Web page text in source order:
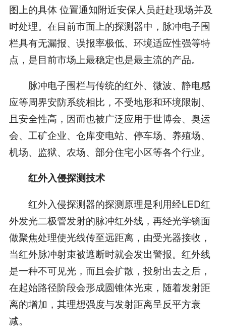
图上的具体 位置通知附近安保人员赶赴现场并及
时处理。在目前市面上的探测器中，脉冲电子围
栏具有无漏报、误报率极低、环境适应性强等特
点，是目前市场上最稳定也是最主流的产品。
脉冲电子围栏与传统的红外、微波、静电感
应等周界安防系统相比，不受地形和环境限制、
且安全性高，因而也被广泛应用于世博会、奥运
会、工矿企业、仓库变电站、停车场、养殖场、
机场、监狱、农场、部分住宅小区等各个行业。
红外入侵探测技术
红外入侵探测器的探测原理是利用经LED红
外发光二极管发射的脉冲红外线，再经光学镜面
做聚焦处理使光线传至远距离，由受光器接收，
当红外脉冲射束被遮断时就会发出警报。红外线
是一种不可见光，而且会扩散，投射出去之后，
在起始路径阶段会形成圆锥体光束，随着发射距
离的增加，其理想强度与发射距离呈反平方衰
减。